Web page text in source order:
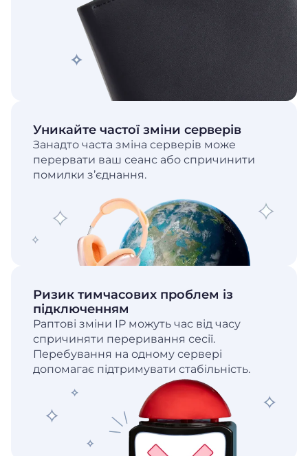
Уникайте частої зміни серверів
Занадто часта зміна серверів може
перервати ваш сеанс або спричинити
помилки з’єднання.
Ризик тимчасових проблем із
підключенням
Раптові зміни IP можуть час від часу
спричиняти переривання сесії.
Перебування на одному сервері
допомагає підтримувати стабільність.